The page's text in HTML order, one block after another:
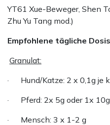
YT61 Xue-Beweger, Shen
Zhu Yu Tang mod.)
Empfohlene tägliche Dosis
Granulat:
· Hund/Katze: 2 x 0,1g je
· Pferd: 2x 5g oder 1x 10g
· Mensch: 3 x 1-2 g